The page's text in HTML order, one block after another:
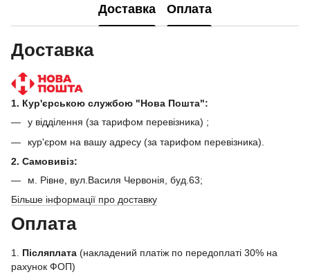
Доставка Оплата
Доставка
1. Кур'єрською службою "Нова Пошта":
у відділення (за тарифом перевізника) ;
кур'єром на вашу адресу (за тарифом перевізника).
2. Самовивіз:
м. Рівне, вул.Василя Червонія, буд.63;
Більше інформації про доставку
Оплата
1. Післяплата (накладений платіж по передоплаті 30% на
рахунок ФОП)